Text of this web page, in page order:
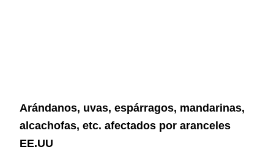
Arándanos, uvas, espárragos, mandarinas,
alcachofas, etc. afectados por aranceles
EE.UU